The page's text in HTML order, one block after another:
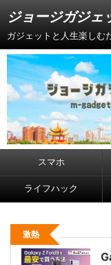
ジョージガジェ
ガジェットと人生楽しむ
スマホ
ライフハック
激熱